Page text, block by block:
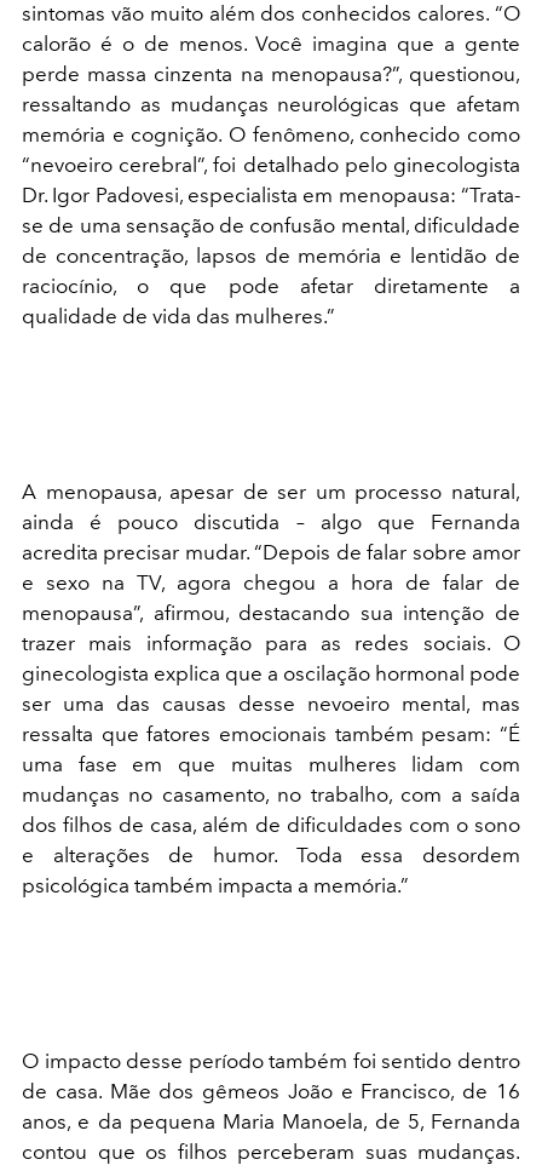
sintomas vão muito além dos conhecidos calores. “O
calorão é o de menos. Você imagina que a gente
perde massa cinzenta na menopausa?”, questionou,
ressaltando as mudanças neurológicas que afetam
memória e cognição. O fenômeno, conhecido como
“nevoeiro cerebral”, foi detalhado pelo ginecologista
Dr. Igor Padovesi, especialista em menopausa: “Trata-
se de uma sensação de confusão mental, dificuldade
de concentração, lapsos de memória e lentidão de
raciocínio, o que pode afetar diretamente a
qualidade de vida das mulheres.”
A menopausa, apesar de ser um processo natural,
ainda é pouco discutida – algo que Fernanda
acredita precisar mudar. “Depois de falar sobre amor
e sexo na TV, agora chegou a hora de falar de
menopausa”, afirmou, destacando sua intenção de
trazer mais informação para as redes sociais. O
ginecologista explica que a oscilação hormonal pode
ser uma das causas desse nevoeiro mental, mas
ressalta que fatores emocionais também pesam: “É
uma fase em que muitas mulheres lidam com
mudanças no casamento, no trabalho, com a saída
dos filhos de casa, além de dificuldades com o sono
e alterações de humor. Toda essa desordem
psicológica também impacta a memória.”
O impacto desse período também foi sentido dentro
de casa. Mãe dos gêmeos João e Francisco, de 16
anos, e da pequena Maria Manoela, de 5, Fernanda
contou que os filhos perceberam suas mudanças.